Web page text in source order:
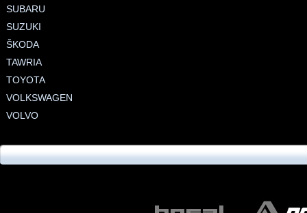
SUBARU
SUZUKI
ŠKODA
TAWRIA
TOYOTA
VOLKSWAGEN
VOLVO